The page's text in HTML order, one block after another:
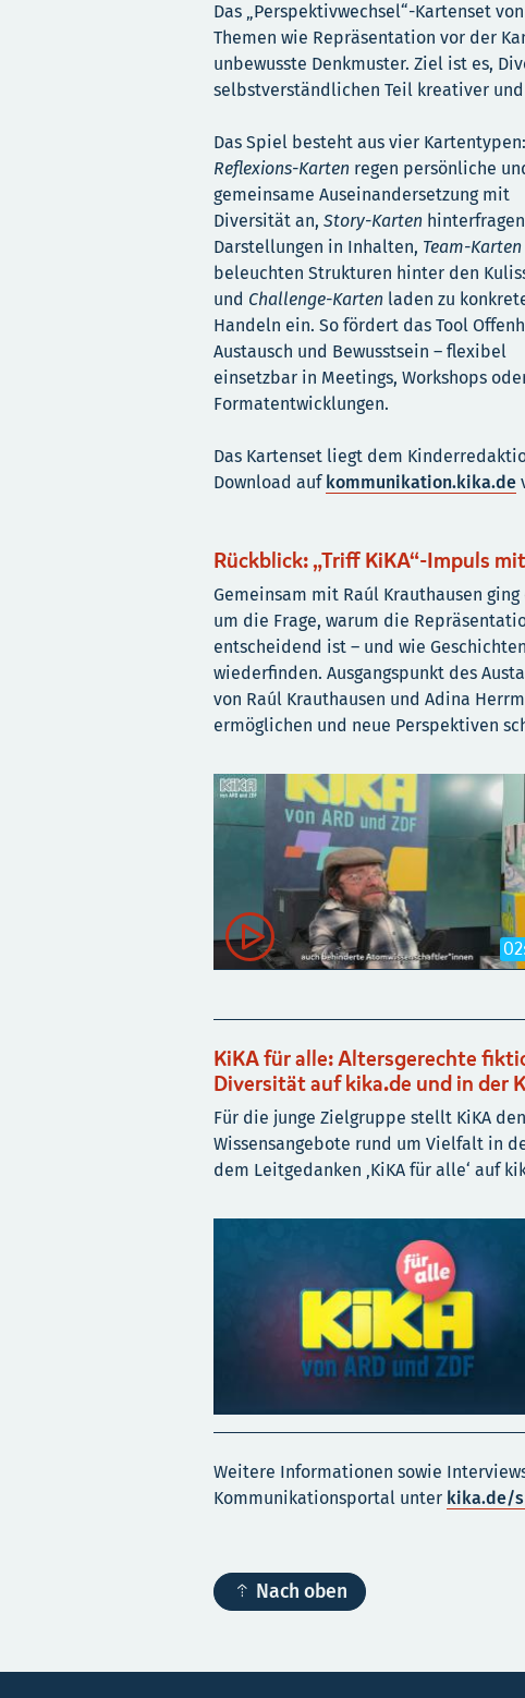
Das „Perspektivwechsel“-Kartenset
Themen wie Repräsentation vor der
unbewusste Denkmuster. Ziel ist es,
selbstverständlichen Teil kreativer
Das Spiel besteht aus vier Kartentypen:
Reflexions-Karten regen persönliche
gemeinsame Auseinandersetzung mit
Diversität an, Story-Karten hinterfragen
Darstellungen in Inhalten, Team-Karten
beleuchten Strukturen hinter den
und Challenge-Karten laden zu
Handeln ein. So fördert das Tool
Austausch und Bewusstsein – flexibel
einsetzbar in Meetings, Workshops
Formatentwicklungen.
Das Kartenset liegt dem
Download auf kommunikation.kika.de
Rückblick: „Triff KiKA“-Impuls
Gemeinsam mit Raúl Krauthausen
um die Frage, warum die
entscheidend ist – und wie
wiederfinden. Ausgangspunkt des
von Raúl Krauthausen und Adina
ermöglichen und neue Perspektiven

KiKA für alle: Altersgerechte
Diversität auf kika.de und in der
Für die junge Zielgruppe stellt KiKA
Wissensangebote rund um Vielfalt in
dem Leitgedanken ‚KiKA für alle‘ auf
Weitere Informationen sowie
Kommunikationsportal unter kika.de/
 Nach oben